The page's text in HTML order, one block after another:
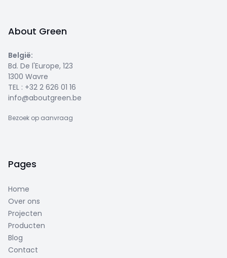
About Green
België:
Bd. De l'Europe, 123
1300 Wavre
TEL : +32 2 626 01 16
info@aboutgreen.be
Bezoek op aanvraag
Pages
Home
Over ons
Projecten
Producten
Blog
Contact